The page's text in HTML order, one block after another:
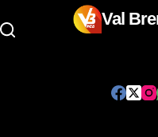
Val